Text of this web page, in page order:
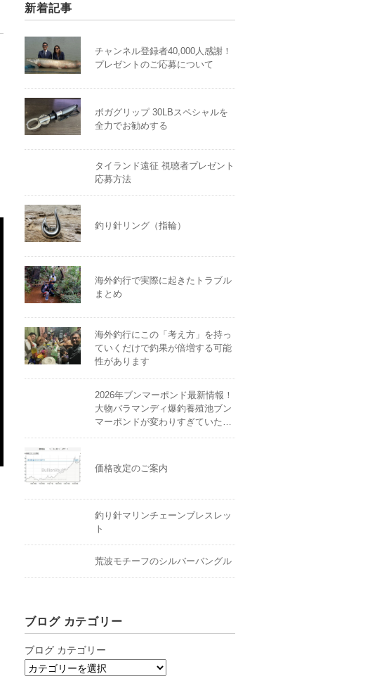
新着記事
チャンネル登録者40,000人感謝！
プレゼントのご応募について
ボガグリップ 30LBスペシャルを
全力でお勧めする
タイランド遠征 視聴者プレゼント
応募方法
釣り針リング（指輪）
海外釣行で実際に起きたトラブル
まとめ
海外釣行にこの「考え方」を持っ
ていくだけで釣果が倍増する可能
性があります
2026年ブンマーポンド最新情報！
大物バラマンディ爆釣養殖池ブン
マーポンドが変わりすぎていた…
価格改定のご案内
釣り針マリンチェーンブレスレッ
ト
荒波モチーフのシルバーバングル
ブログ カテゴリー
ブログ カテゴリー